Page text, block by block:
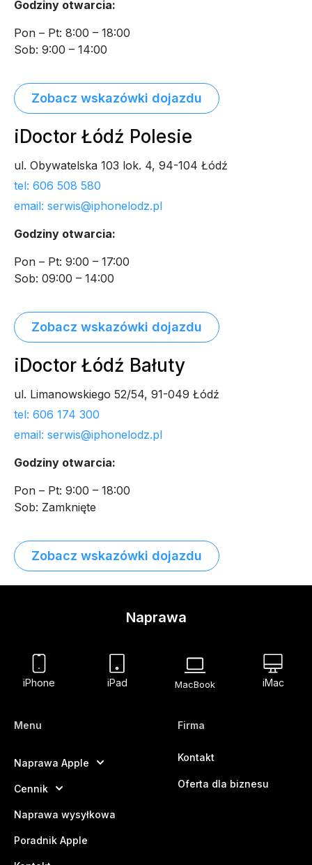
Godziny otwarcia:
Pon – Pt: 8:00 – 18:00
Sob: 9:00 – 14:00
Zobacz wskazówki dojazdu
iDoctor Łódź Polesie
ul. Obywatelska 103 lok. 4, 94-104 Łódź
tel: 606 508 580
email: serwis@iphonelodz.pl
Godziny otwarcia:
Pon – Pt: 9:00 – 17:00
Sob: 09:00 – 14:00
Zobacz wskazówki dojazdu
iDoctor Łódź Bałuty
ul. Limanowskiego 52/54, 91-049 Łódź
tel: 606 174 300
email: serwis@iphonelodz.pl
Godziny otwarcia:
Pon – Pt: 9:00 – 18:00
Sob: Zamknięte
Zobacz wskazówki dojazdu
Naprawa
iPhone iPad MacBook iMac
Menu
Naprawa Apple
Cennik
Naprawa wysyłkowa
Poradnik Apple
Firma
Kontakt
Oferta dla biznesu